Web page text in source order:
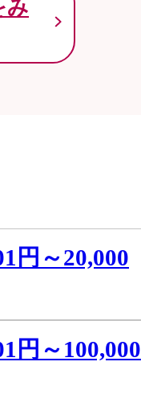
み
円～20,000
円～100,000